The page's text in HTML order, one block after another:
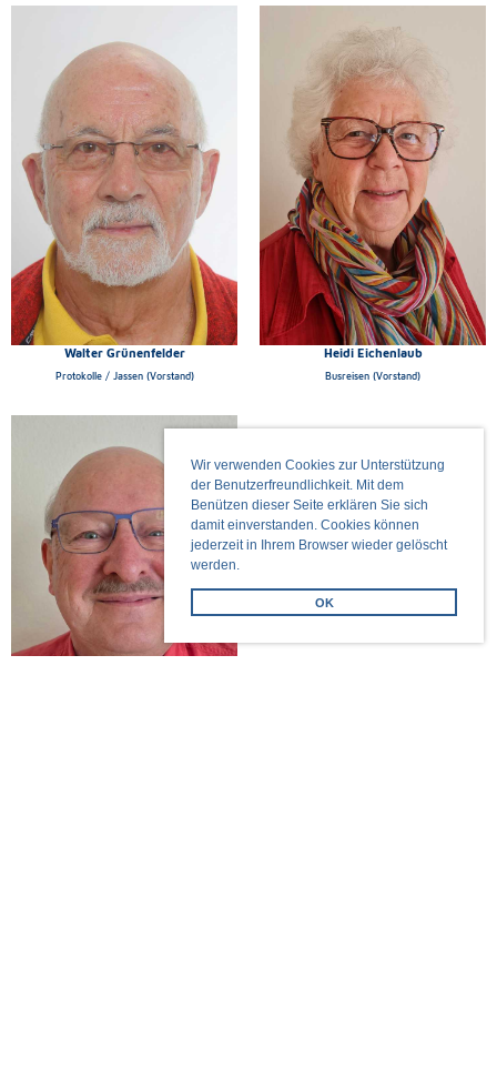
Wir verwenden Cookies zur Unterstützung
der Benutzerfreundlichkeit. Mit dem
Benützen dieser Seite erklären Sie sich
damit einverstanden. Cookies können
jederzeit in Ihrem Browser wieder gelöscht
werden.
OK
Walter Grünenfelder
Protokolle / Jassen (Vorstand)
Heidi Eichenlaub
Busreisen (Vorstand)